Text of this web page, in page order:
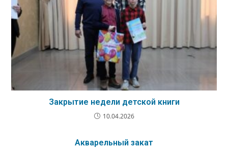
Закрытие недели детской книги
10.04.2026
Акварельный закат